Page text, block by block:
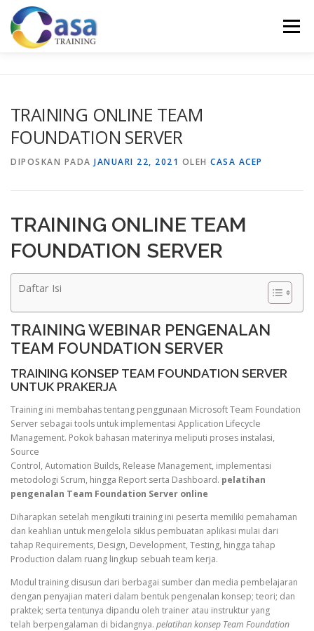
Lompat
konten
Menu
KONTAK KAMI SERTIFIKASI
TRAINING ONLINE TEAM
FOUNDATION SERVER
DIPOSKAN PADA JANUARI 22, 2021 OLEH CASA ACEP
TRAINING ONLINE TEAM
FOUNDATION SERVER
Daftar Isi
TRAINING WEBINAR PENGENALAN
TEAM FOUNDATION SERVER
TRAINING KONSEP TEAM FOUNDATION SERVER
UNTUK PRAKERJA
Training ini membahas tentang penggunaan Microsoft Team Foundation
Server sebagai tools untuk implementasi Application Lifecycle
Management. Pokok bahasan materinya meliputi proses instalasi,
Source
Control, Automation Builds, Release Management, implementasi
metodologi Scrum, hingga Report serta Dashboard. pelatihan
pengenalan Team Foundation Server online
Diharapkan setelah mengikuti training ini peserta memiliki pemahaman
dan keahlian untuk mengelola siklus pembuatan aplikasi mulai dari
tahap Requirements, Design, Development, Testing, hingga tahap
Production dalam ruang lingkup sebuah team kerja.
Modul training disusun dari berbagai sumber dan media pembelajaran
dengan penyajian materi dalam bentuk pengenalan konsep; teori; dan
praktek; serta tentunya dipandu oleh trainer atau instruktur yang
telah berpengalaman di bidangnya. pelatihan konsep Team Foundation